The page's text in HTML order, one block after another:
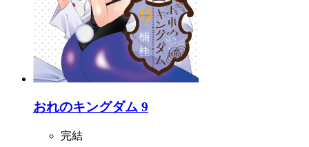
おれのキングダム 9
完結